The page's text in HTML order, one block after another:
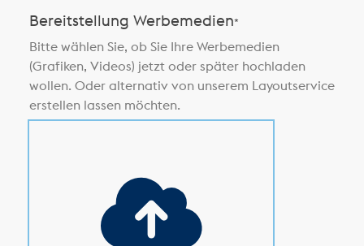
Bereitstellung Werbemedien*
Bitte wählen Sie, ob Sie Ihre Werbemedien
(Grafiken, Videos) jetzt oder später hochladen
wollen. Oder alternativ von unserem Layoutservice
erstellen lassen möchten.